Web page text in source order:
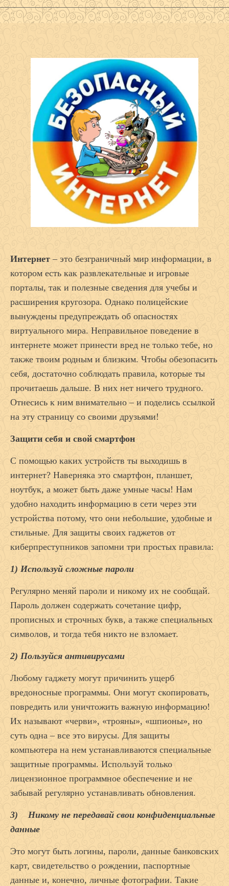
Интернет – это безграничный мир информации, в
котором есть как развлекательные и игровые
порталы, так и полезные сведения для учебы и
расширения кругозора. Однако полицейские
вынуждены предупреждать об опасностях
виртуального мира. Неправильное поведение в
интернете может принести вред не только тебе, но
также твоим родным и близким. Чтобы обезопасить
себя, достаточно соблюдать правила, которые ты
прочитаешь дальше. В них нет ничего трудного.
Отнесись к ним внимательно – и поделись ссылкой
на эту страницу со своими друзьями!
Защити себя и свой смартфон
С помощью каких устройств ты выходишь в
интернет? Наверняка это смартфон, планшет,
ноутбук, а может быть даже умные часы! Нам
удобно находить информацию в сети через эти
устройства потому, что они небольшие, удобные и
стильные. Для защиты своих гаджетов от
киберпреступников запомни три простых правила:
1) Используй сложные пароли
Регулярно меняй пароли и никому их не сообщай.
Пароль должен содержать сочетание цифр,
прописных и строчных букв, а также специальных
символов, и тогда тебя никто не взломает.
2) Пользуйся антивирусами
Любому гаджету могут причинить ущерб
вредоносные программы. Они могут скопировать,
повредить или уничтожить важную информацию!
Их называют «черви», «трояны», «шпионы», но
суть одна – все это вирусы. Для защиты
компьютера на нем устанавливаются специальные
защитные программы. Используй только
лицензионное программное обеспечение и не
забывай регулярно устанавливать обновления.
3) Никому не передавай свои конфиденциальные
данные
Это могут быть логины, пароли, данные банковских
карт, свидетельство о рождении, паспортные
данные и, конечно, личные фотографии. Такие